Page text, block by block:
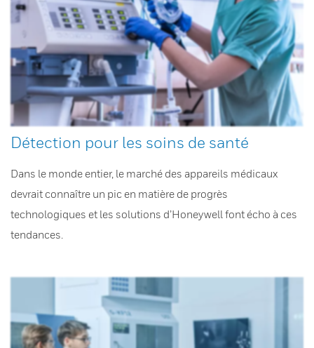
Détection pour les soins de santé
Dans le monde entier, le marché des appareils médicaux
devrait connaître un pic en matière de progrès
technologiques et les solutions d’Honeywell font écho à ces
tendances.